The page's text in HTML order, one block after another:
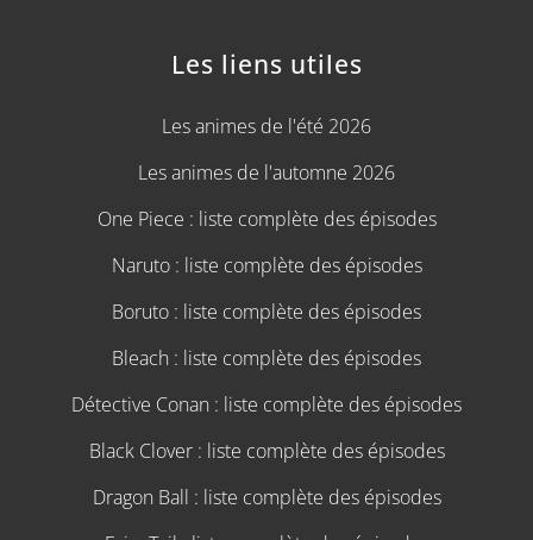
Les liens utiles
Les animes de l'été 2026
Les animes de l'automne 2026
One Piece : liste complète des épisodes
Naruto : liste complète des épisodes
Boruto : liste complète des épisodes
Bleach : liste complète des épisodes
Détective Conan : liste complète des épisodes
Black Clover : liste complète des épisodes
Dragon Ball : liste complète des épisodes